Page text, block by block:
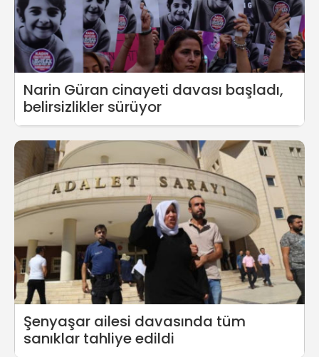
Narin Güran cinayeti davası başladı,
belirsizlikler sürüyor
Şenyaşar ailesi davasında tüm
sanıklar tahliye edildi